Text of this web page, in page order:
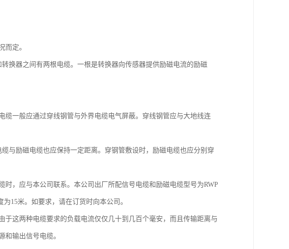
而定。
换器之间有两根电缆。一根是转换器向传感器提供励磁电流的励磁
一般应通过穿线钢管与外界电缆电气屏蔽。穿线钢管应与大地线连
与励磁电缆也应保持一定距离。穿钢管敷设时，励磁电缆也应分别穿
，应与本公司联系。本公司出厂所配信号电缆和励磁电缆型号为RWP
15米。如要求，请在订货时向本公司。
这两种电缆要求的负载电流仅仅几十到几百个毫安，而且传输距离与
和输出信号电缆。